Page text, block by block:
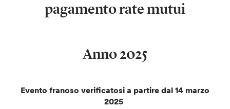
pagamento rate mutui
Anno 2025
Evento franoso verificatosi a partire dal 14 marzo
2025